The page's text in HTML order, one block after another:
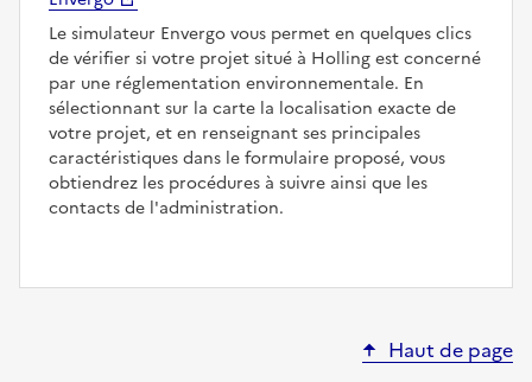
Le simulateur Envergo vous permet en quelques clics
de vérifier si votre projet situé à Holling est concerné
par une réglementation environnementale. En
sélectionnant sur la carte la localisation exacte de
votre projet, et en renseignant ses principales
caractéristiques dans le formulaire proposé, vous
obtiendrez les procédures à suivre ainsi que les
contacts de l'administration.
Haut de page